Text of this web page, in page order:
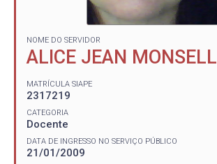
NOME DO SERVIDOR
ALICE JEAN MONSELL
MATRÍCULA SIAPE
2317219
CATEGORIA
Docente
DATA DE INGRESSO NO SERVIÇO PÚBLICO
21/01/2009